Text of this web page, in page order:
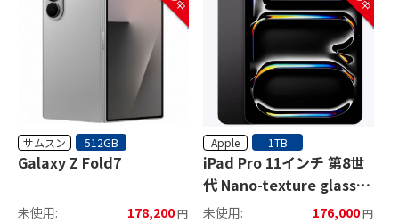
サムスン 512GB
Galaxy Z Fold7
未使用: 178,200円
Apple 1TB
iPad Pro 11インチ 第8世
代 Nano-texture glass
Wi-Fiモデル
未使用: 176,000円